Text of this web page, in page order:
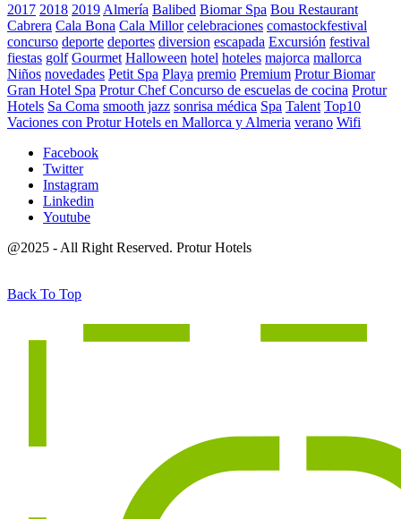
2017 2018 2019 Almería Balibed Biomar Spa Bou Restaurant
Cabrera Cala Bona Cala Millor celebraciones comastockfestival
concurso deporte deportes diversion escapada Excursión festival
fiestas golf Gourmet Halloween hotel hoteles majorca mallorca
Niños novedades Petit Spa Playa premio Premium Protur Biomar
Gran Hotel Spa Protur Chef Concurso de escuelas de cocina Protur
Hotels Sa Coma smooth jazz sonrisa médica Spa Talent Top10
Vaciones con Protur Hotels en Mallorca y Almeria verano Wifi
Facebook
Twitter
Instagram
Linkedin
Youtube
@2025 - All Right Reserved. Protur Hotels
Back To Top